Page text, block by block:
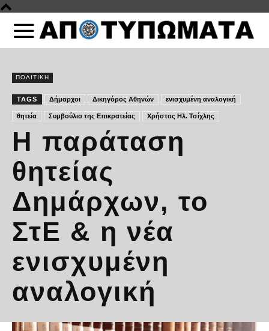
ΠΟΛΙΤΙΚΗ
TAGS Δήμαρχοι Δικηγόρος Αθηνών ενισχυμένη αναλογική
θητεία Συμβούλιο της Επικρατείας Χρήστος Ηλ. Τσίχλης
Η παράταση
θητείας
Δημάρχων, το
ΣτΕ & η νέα
ενισχυμένη
αναλογική